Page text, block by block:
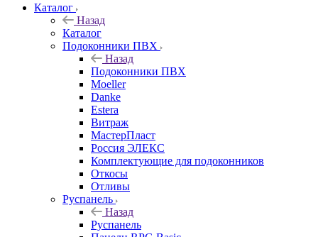
Каталог
Назад
Каталог
Подоконники ПВХ
Назад
Подоконники ПВХ
Moeller
Danke
Estera
Витраж
МастерПласт
Россия ЭЛЕКС
Комплектующие для подоконников
Откосы
Отливы
Руспанель
Назад
Руспанель